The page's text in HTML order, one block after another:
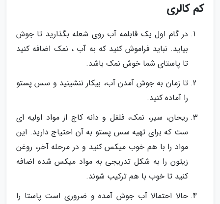
کم کالری
در گام اول یک قابلمه آب روی شعله بگذارید تا جوش
بیاید. نباید فراموش کنید که به آب ، نمک اضافه کنید
تا پاستای شما خوش نمک باشد.
تا زمان به جوش آمدن آب، بیکار ننشینید و سس پستو
را آماده کنید.
ریحان، سیر، نمک، فلفل و دانه کاج از مواد اولیه ای
ست که برای تهیه سس پستو به آن احتیاج دارید. این
مواد را با هم خوب میکس کنید و در مرحله آخر، روغن
زیتون را به شکل تدریجی به مواد میکس شده اضافه
کنید تا خوب با هم ترکیب شوند.
حالا احتمالا آب جوش آمده و ضروری است پاستا را